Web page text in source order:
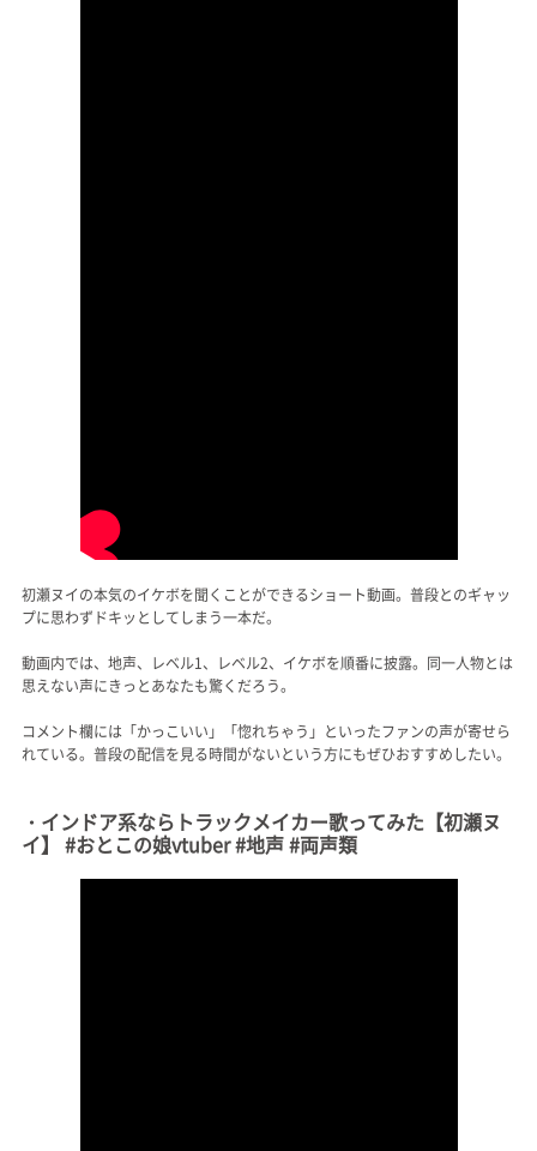
初瀬ヌイの本気のイケボを聞くことができるショート動画。普段とのギャッ
プに思わずドキッとしてしまう一本だ。
動画内では、地声、レベル1、レベル2、イケボを順番に披露。同一人物とは
思えない声にきっとあなたも驚くだろう。
コメント欄には「かっこいい」「惚れちゃう」といったファンの声が寄せら
れている。普段の配信を見る時間がないという方にもぜひおすすめしたい。
・インドア系ならトラックメイカー歌ってみた【初瀬ヌ
イ】 #おとこの娘vtuber #地声 #両声類